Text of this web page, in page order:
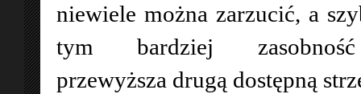
niewiele można zarzucić, a
tym bardziej
przewyższa drugą dostępną